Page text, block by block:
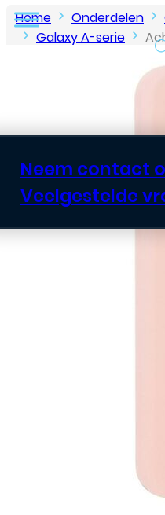
Neem contact
Veelgestelde
Home Onderdelen
Galaxy A-serie
Galaxy A3 (2017) – Roze